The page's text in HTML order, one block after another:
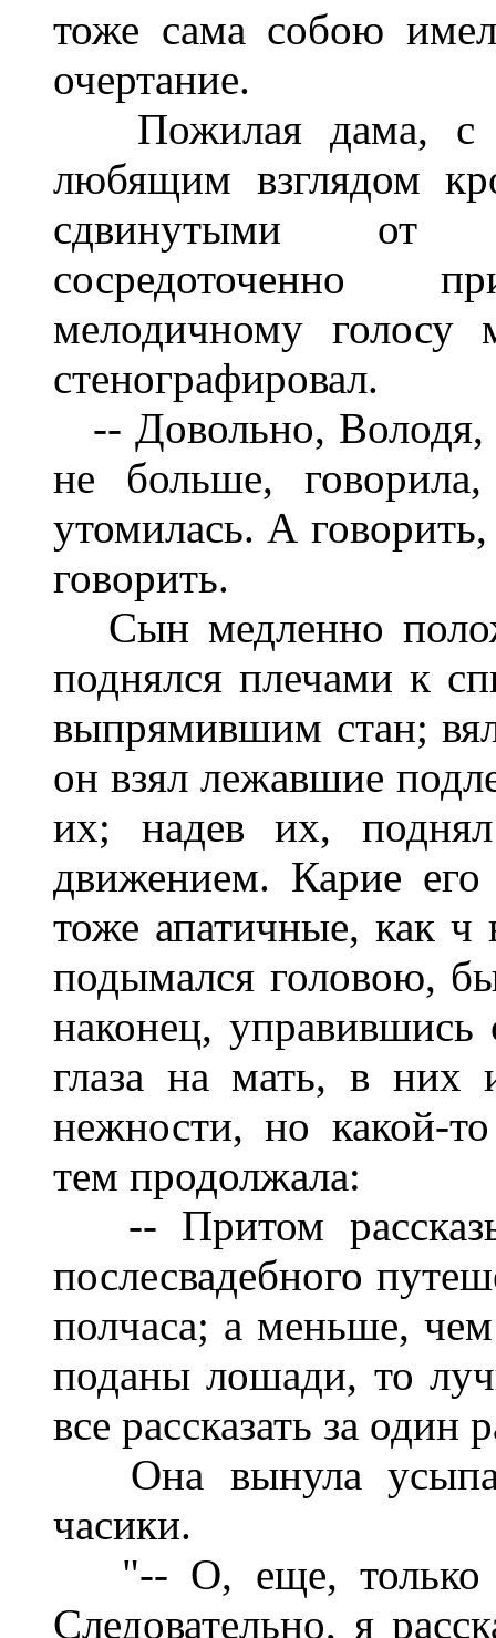
тоже сама собою
очертание.
Пожилая дама, с
любящим взглядом
сдвинутыми от
сосредоточенно
мелодичному голосу
стенографировал.
-- Довольно, Володя,
не больше,
утомилась. А
говорить.
Сын медленно
поднялся плечами к
выпрямившим стан;
он взял лежавшие
их; надев их,
движением. Карие
тоже апатичные, как ч
подымался головою,
наконец, управившись
глаза на мать, в них
нежности, но какой-
тем продолжала:
-- Притом
послесвадебного
полчаса; а меньше,
поданы лошади, то
все рассказать за один
Она вынула
часики.
"-- О, еще, только
Следовательно, я